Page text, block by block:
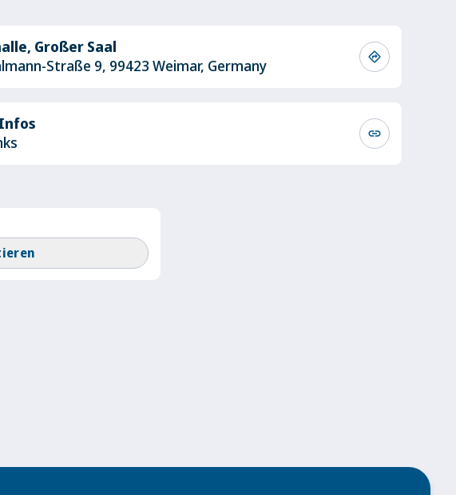
Großer Saal
Straße 9, 99423 Weimar, Germany
directions
link